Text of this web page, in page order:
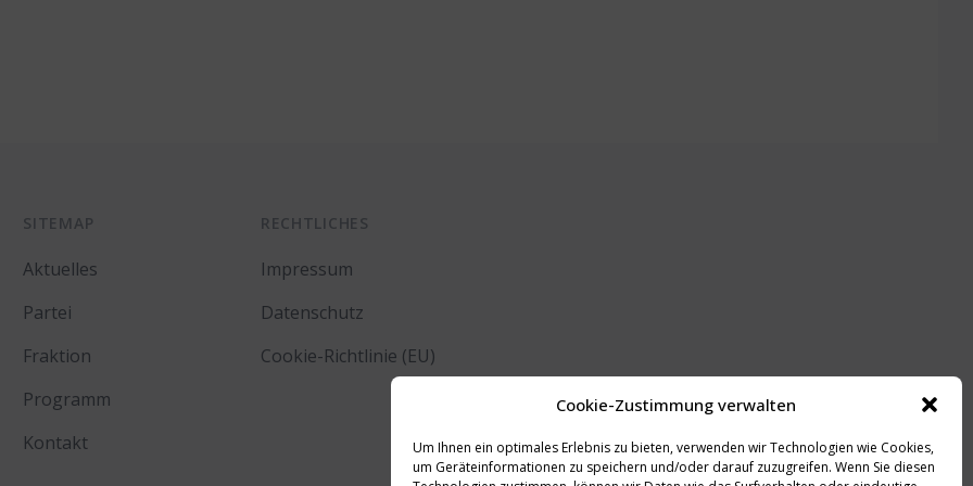
Cookie-Zustimmung verwalten
Um Ihnen ein optimales Erlebnis zu bieten, verwenden wir Technologien wie Cookies,
um Geräteinformationen zu speichern und/oder darauf zuzugreifen. Wenn Sie diesen
SITEMAP
Aktuelles
Partei
Fraktion
Programm
Kontakt
RECHTLICHES
Impressum
Datenschutz
Cookie-Richtlinie (EU)